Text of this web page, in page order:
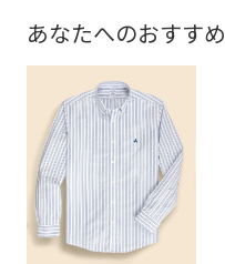
あなたへのおすすめ